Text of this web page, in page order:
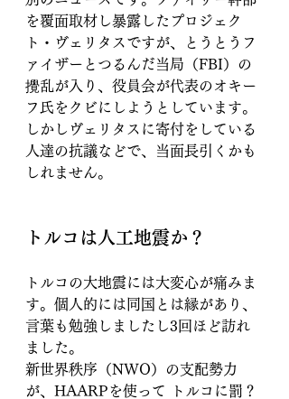
を覆面取材し暴露したプロジェク
ト・ヴェリタスですが、とうとうフ
ァイザーとつるんだ当局（FBI）の
攪乱が入り、役員会が代表のオキー
フ氏をクビにしようとしています。
しかしヴェリタスに寄付をしている
人達の抗議などで、当面長引くかも
しれません。
トルコは人工地震か？
トルコの大地震には大変心が痛みま
す。個人的には同国とは縁があり、
言葉も勉強しましたし3回ほど訪れ
ました。
新世界秩序（NWO）の支配勢力
が、HAARPを使って トルコに罰？